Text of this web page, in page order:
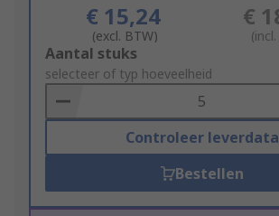
€ 15,24
(excl. BTW)
€
Add
to
Basket
Aantal stuks
selecteer of typ hoeveelheid
Controleer leverdata
Bestellen